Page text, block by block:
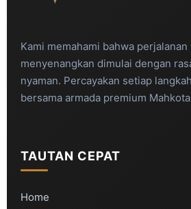
Kami memahami bahwa perjalanan
menyenangkan dimulai dengan
nyaman. Percayakan setiap
bersama armada premium
TAUTAN CEPAT
Home